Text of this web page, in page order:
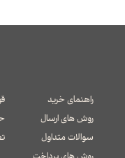
راهنمای خرید
روش های ارسال
سوالات متداول